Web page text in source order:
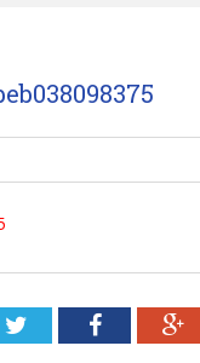
TwitterFacebook